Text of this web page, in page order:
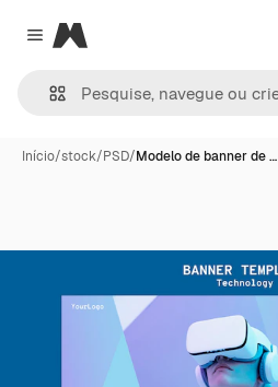
Close menu
Magnific
Início/stock/PSD/Modelo de banner de …